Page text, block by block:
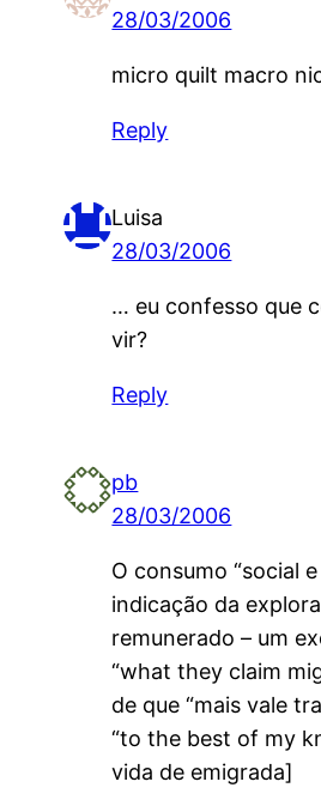
28/03/2006
micro quilt macro
Reply
Luisa
28/03/2006
… eu confesso que
vir?
Reply
pb
28/03/2006
O consumo “social
indicação da
remunerado – um
“what they claim
de que “mais vale
“to the best of my
vida de emigrada]